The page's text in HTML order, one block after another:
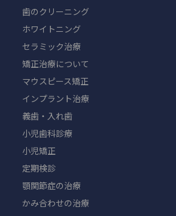
歯のクリーニング
ホワイトニング
セラミック治療
矯正治療について
マウスピース矯正
インプラント治療
義歯・入れ歯
小児歯科診療
小児矯正
定期検診
顎関節症の治療
かみ合わせの治療